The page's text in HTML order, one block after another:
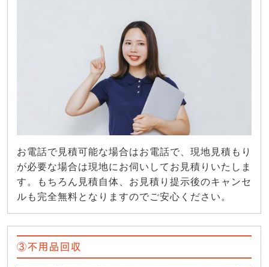
お電話で見積可能な場合はお電話で、現地見積もり
が必要な場合は現地にお伺いしてお見積りいたしま
す。もちろん見積自体、お見積り提示後のキャンセ
ルも完全無料となりますのでご安心ください。
③不用品回収